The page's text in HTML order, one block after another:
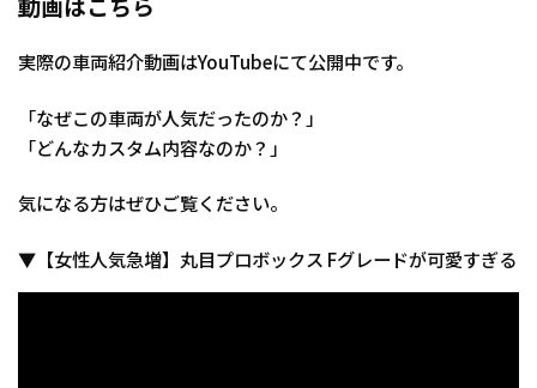
実際の車両紹介動画はYouTubeにて公開中です。
「なぜこの車両が人気だったのか？」
「どんなカスタム内容なのか？」
気になる方はぜひご覧ください。
▼【女性人気急増】丸目プロボックス Fグレードが可愛すぎる